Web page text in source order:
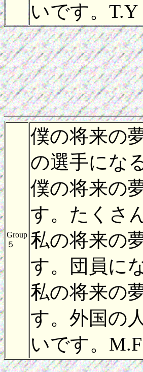
いです。
Group
５
僕の将来の
の選手にな
僕の将来の
す。たくさ
私の将来の
す。団員に
私の将来の
す。外国の
いです。M.F